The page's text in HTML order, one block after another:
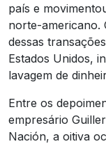
país e
norte-americano.
dessas
Estados Unidos,
lavagem de
Entre os
empresário
Nación, a oitiva